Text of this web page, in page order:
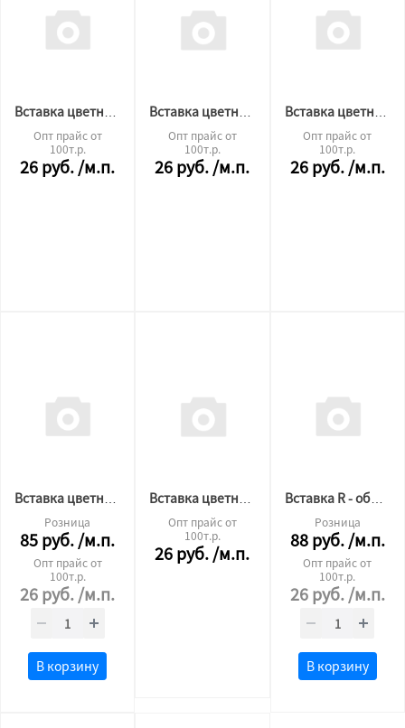
Вставка цветная "TL" образная 140
Опт прайс от
100т.р.
26руб./м.п.
Вставка цветная "TL" образная 717
Опт прайс от
100т.р.
26руб./м.п.
Вставка цветная "TL" образная 602
Опт прайс от
100т.р.
26руб./м.п.
Вставка цветная "TL" образная 333
Розница
85руб./м.п.
Опт прайс от
100т.р.
26руб./м.п.
В корзину
Вставка цветная "TL" образная 577
Опт прайс от
100т.р.
26руб./м.п.
Вставка R - образная коричневая 571
Розница
88руб./м.п.
Опт прайс от
100т.р.
26руб./м.п.
В корзину